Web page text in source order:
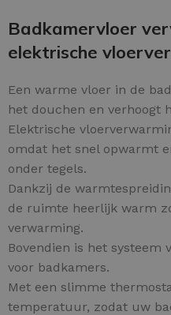
Badkamervloer
elektrische
Een warme vloer in de
het douchen en verhoogt
Elektrische
omdat het snel opwarmt
onder tegels.
Dankzij de
de ruimte heerlijk warm
verwarming.
Bovendien is het systeem
voor badkamers.
Met een slimme
temperatuur, zodat uw